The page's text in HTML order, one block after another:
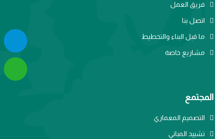
فريق العمل
اتصل بنا
ما قبل البناء والتخطيط
مشاريع خاصة
المجتمع
التصميم المعماري
تشييد المباني